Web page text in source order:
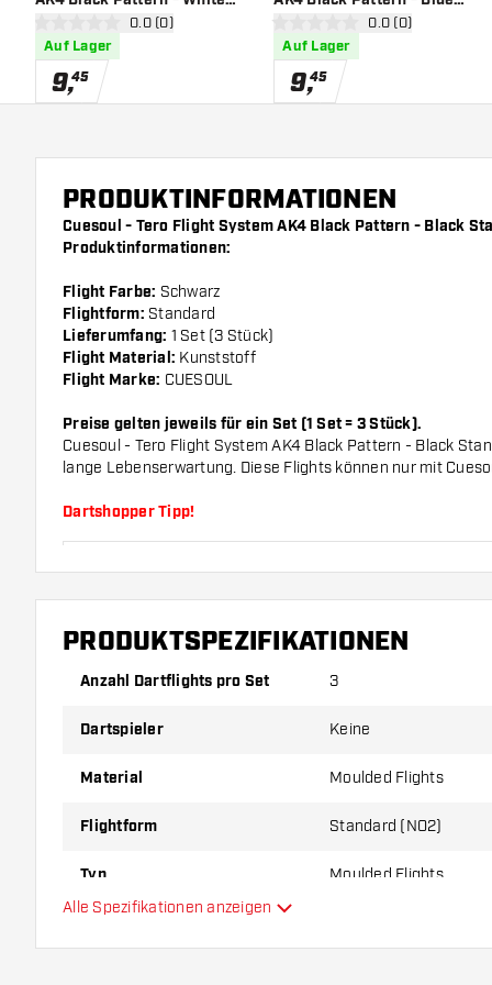
Standard - Dart Flights
Bewertungsbereich öffnen
0 Bewertungssterne
0.0 (0)
Auf Lager
9,45
Standard - Dart Flights
0 Bewertungssterne
0.0 (0)
Auf Lager
9,45
PRODUKTINFORMATIONEN
Cuesoul - Tero Flight System AK4 Black Pattern - Black
Produktinformationen:
Flight Farbe: Schwarz
Flightform: Standard
Lieferumfang: 1 Set (3 Stück)
Flight Material: Kunststoff
Flight Marke: CUESOUL
Preise gelten jeweils für ein Set (1 Set = 3 Stück).
Cuesoul - Tero Flight System AK4 Black Pattern - Black
lange Lebenserwartung. Diese Flights können nur mit
Dartshopper Tipp!
Sorgen Sie für genügend Ersatz Flights und
durch Gebrauch abnutzen oder brechen.
Dicke der Flights aus, um herauszufinden, welche
PRODUKTSPEZIFIKATIONEN
Anzahl Dartflights pro Set 3
Dartspieler Keine
Material Moulded Flights
Flightform Standard (NO2)
Typ Moulded Flights
Alle Spezifikationen anzeigen